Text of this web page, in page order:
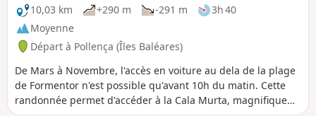
10,03 km
+290 m -291 m
3h 40
Moyenne
Départ à Pollença (Îles Baléares)
De Mars à Novembre, l'accès en voiture au dela de la plage
de Formentor n'est possible qu'avant 10h du matin. Cette
randonnée permet d'accéder à la Cala Murta, magnifique